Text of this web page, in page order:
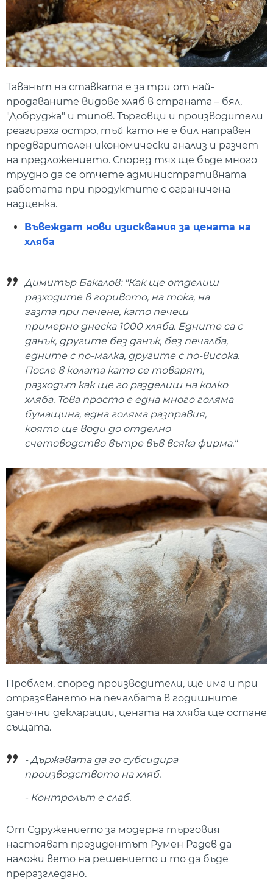
Таванът на ставката е за три от най-
продаваните видове хляб в страната – бял,
"Добруджа" и типов. Търговци и производители
реагираха остро, тъй като не е бил направен
предварителен икономически анализ и разчет
на предложението. Според тях ще бъде много
трудно да се отчете административната
работата при продуктите с ограничена
надценка.
Въвеждат нови изисквания за цената на
хляба
Димитър Бакалов: "Как ще отделиш
разходите в горивото, на тока, на
газта при печене, като печеш
примерно днеска 1000 хляба. Едните са с
данък, другите без данък, без печалба,
едните с по-малка, другите с по-висока.
После в колата като се товарят,
разходът как ще го разделиш на колко
хляба. Това просто е една много голяма
бумащина, една голяма разправия,
която ще води до отделно
счетоводство вътре във всяка фирма."
Проблем, според производители, ще има и при
отразяването на печалбата в годишните
данъчни декларации, цената на хляба ще остане
същата.
- Държавата да го субсидира
производството на хляб.
- Контролът е слаб.
От Сдружението за модерна търговия
настояват президентът Румен Радев да
наложи вето на решението и то да бъде
преразгледано.